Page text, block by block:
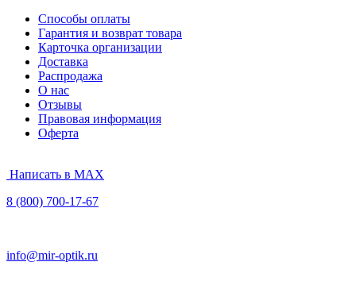
Способы оплаты
Гарантия и возврат товара
Карточка организации
Доставка
Распродажа
О нас
Отзывы
Правовая информация
Оферта
Написать в MAX
8 (800) 700-17-67
info@mir-optik.ru